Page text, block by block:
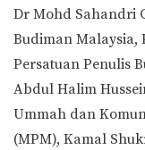
Dr Mohd Sahandri
Budiman
Persatuan Penulis
Abdul Halim
Ummah dan
(MPM), Kamal